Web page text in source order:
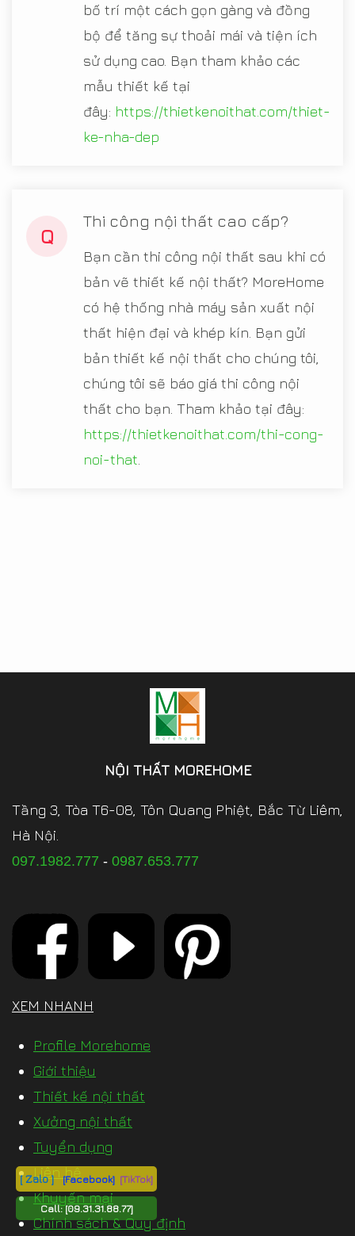
bố trí một cách gọn gàng và đồng
bộ để tăng sự thoải mái và tiện ích
sử dụng cao. Bạn tham khảo các
mẫu thiết kế tại
đây: https://thietkenoithat.com/thiet-
ke-nha-dep
Q
Thi công nội thất cao cấp?
Bạn cần thi công nội thất sau khi có
bản vẽ thiết kế nội thất? MoreHome
có hệ thống nhà máy sản xuất nội
thất hiện đại và khép kín. Bạn gửi
bản thiết kế nội thất cho chúng tôi,
chúng tôi sẽ báo giá thi công nội
thất cho bạn. Tham khảo tại đây:
https://thietkenoithat.com/thi-cong-
noi-that
[ Zalo ] [Facebook] [TikTok]
Call:[09.31.31.88.77]
NỘI THẤT MOREHOME
Tầng 3, Tòa T6-08, Tôn Quang Phiệt, Bắc Từ Liêm,
Hà Nội.
097.1982.777 - 0987.653.777
XEM NHANH
Profile Morehome
Giới thiệu
Thiết kế nội thất
Xưởng nội thất
Tuyển dụng
Liên hệ
Khuyến mại
Chính sách & Quy định